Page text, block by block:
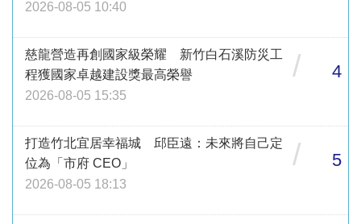
2026-08-05 10:40
慈龍營造再創國家級榮耀 新竹白石溪防災工
程獲國家卓越建設獎最高榮譽
2026-08-05 15:35
/ 4
打造竹北宜居幸福城 邱臣遠：未來將自己定
位為「市府 CEO」
2026-08-05 18:13
/ 5